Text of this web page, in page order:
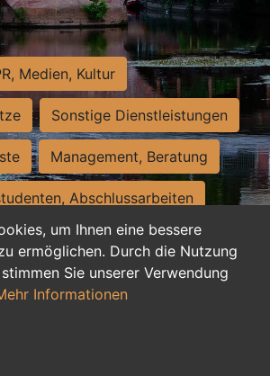
um Ihnen eine bessere
ermöglichen. Durch die Nutzung
Sie unserer Verwendung
Informationen
Medien, Kultur
Sonstige Dienstleistungen
Management, Beratung
Abschlussarbeiten
Assistenz, Sekretariat
und Nebenjobs
duale Ausbildung